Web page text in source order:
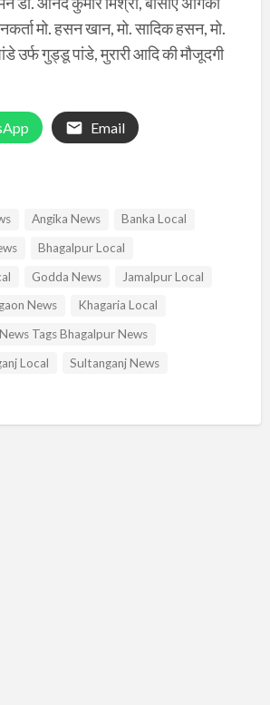
मो. हसन खान, मो. सादिक हसन, मो.
गुड्डू पांडे, मुरारी आदि की मौजूदगी
Email
Angika News
Banka Local
Bhagalpur Local
Godda News
Jamalpur Local
News
Khagaria Local
News Tags Bhagalpur News
Local Sultanganj News